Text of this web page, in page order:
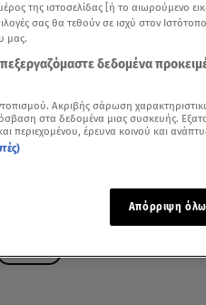
της ιστοσελίδας [ή το αιωρούμενο
σας θα τεθούν σε ισχύ στον
μας.
δεδομένα
Ακριβής σάρωση
στα δεδομένα μιας συσκευής.
περιεχομένου, έρευνα κοινού και
Απόρριψη